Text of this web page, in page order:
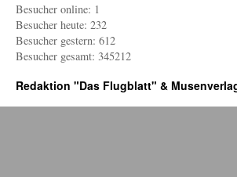
Besucher online: 1
Besucher heute: 232
Besucher gestern: 612
Besucher gesamt: 345212
Redaktion "Das Flugblatt" &